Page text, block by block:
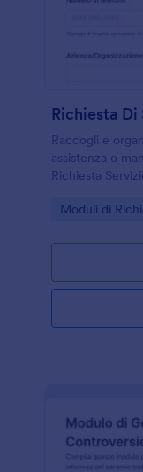
Richiesta
Raccogli e
assistenza o
Richiesta
gestire
Go to
Moduli di